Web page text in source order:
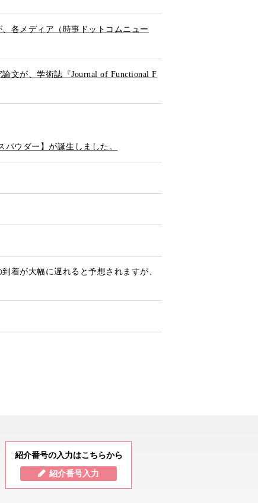
各メディア（時事ドットコムニュー
文が、学術誌『Journal of Functional F
ウダー】が誕生しました。
着が大幅に遅れると予想されますが、
紹介番号の入力はこちらから
紹介番号入力